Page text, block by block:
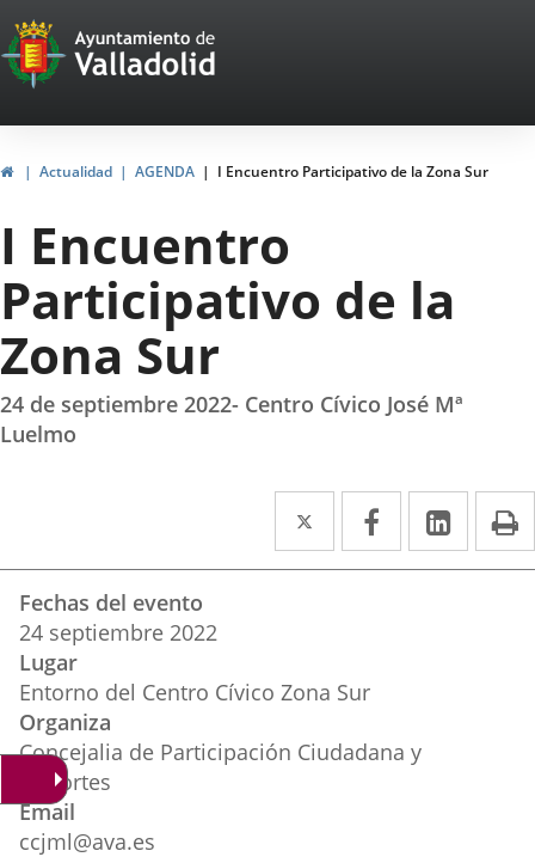
Portal
Web
del
Ayuntamiento
de
Valladolid
HomeActualidad AGENDA I Encuentro Participativo de la Zona Sur
I Encuentro
Participativo de la
Zona Sur
24 de septiembre 2022- Centro Cívico José Mª
Luelmo
Twitter
Enlace
a
Facebook
Enlace
a
Enlace
a
del
evento
Fechas del evento
24 septiembre 2022
Lugar
Entorno del Centro Cívico Zona Sur
Organiza
Concejalia de Participación Ciudadana y
Deportes
Email
ccjml@ava.es